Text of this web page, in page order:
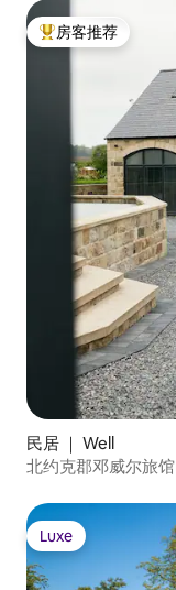
热门「房客推荐」
房客推荐
民居 ｜ Well
北约克郡邓威尔旅馆
Luxe
Luxe